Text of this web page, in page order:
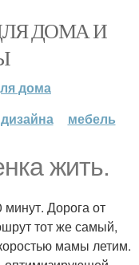
ДОМА И
дома
мебель
жить.
минут. Дорога от
тот же самый,
мамы летим.